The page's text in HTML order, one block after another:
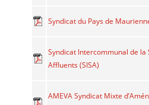
Syndicat du Pays de
Syndicat Intercommunal de la
Affluents (SISA)
AMEVA Syndicat Mixte